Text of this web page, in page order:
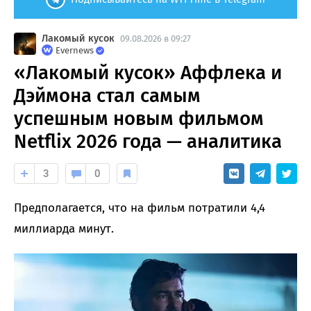
Лакомый кусок 09.08.2026 в 09:27
Evernews
«Лакомый кусок» Аффлека и
Дэймона стал самым
успешным новым фильмом
Netflix 2026 года — аналитика
3 0
Предполагается, что на фильм потратили 4,4
миллиарда минут.